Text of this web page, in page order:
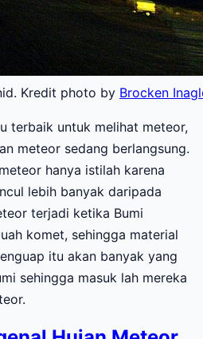
Kredit photo by Brocken
terbaik untuk melihat meteor,
meteor sedang berlangsung.
hanya istilah karena
lebih banyak daripada
terjadi ketika Bumi
komet, sehingga material
itu akan banyak yang
sehingga masuk lah mereka